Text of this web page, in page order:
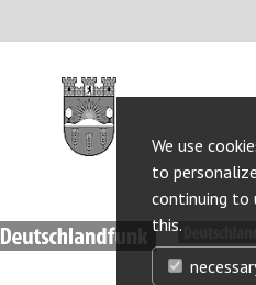
We use
to
continuing to
this.
http://www.berlin.de/ba-
lichtenberg/
http://www.deutschlandfunk.de/
http://